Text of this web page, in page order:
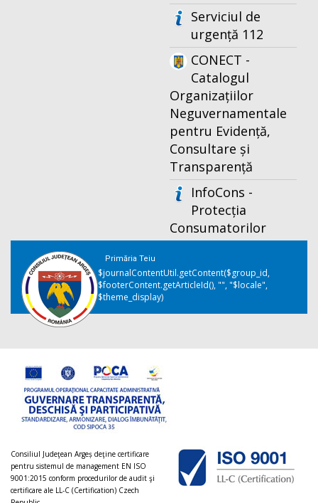
Serviciul de
urgență 112
CONECT -
Catalogul
Organizațiilor
Neguvernamentale
pentru Evidență,
Consultare și
Transparență
InfoCons -
Protecția
Consumatorilor
Primăria Teiu
$journalContentUtil.getContent($group_id,
$footerContent.getArticleId(), "", "$locale",
$theme_display)
Consiliul Judeţean Argeș deţine certificare
pentru sistemul de management EN ISO
9001:2015 conform procedurilor de audit şi
certificare ale LL-C (Certification) Czech